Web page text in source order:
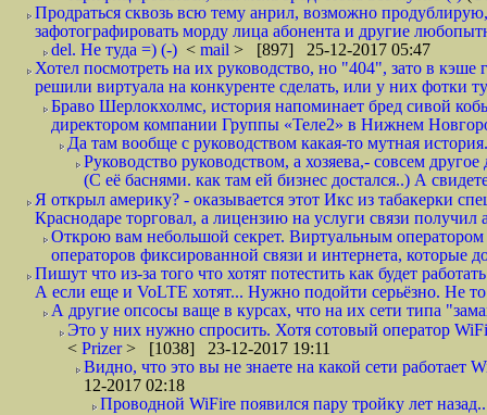
Продраться сквозь всю тему анрил, возможно
зафотографировать морду лица абонента и другие
del. Не туда =) (-) < mail > [897] 25-12-2017 05:47
Хотел посмотреть на их руководство, но "404", зато в
решили виртуала на конкуренте сделать, или у них фотки
Браво Шерлокхолмс, история напоминает бред сивой
директором компании Группы «Теле2» в Нижнем
Да там вообще с руководством какая-то мутная
Руководство руководством, а хозяева,- совсем
(С её баснями. как там ей бизнес достался..) А
Я открыл америку? - оказывается этот Икс из табакерки
Краснодаре торговал, а лицензию на услуги связи получил
Открою вам небольшой секрет. Виртуальным оператором
операторов фиксированной связи и интернета, которые
Пишут что из-за того что хотят потестить как будет
А если еще и VoLTE хотят... Нужно подойти серьёзно. Не
А другие опсосы ваще в курсах, что на их сети типа
Это у них нужно спросить. Хотя сотовый оператор
< Prizer> [1038] 23-12-2017 19:11
Видно, что это вы не знаете на какой сети
12-2017 02:18
Проводной WiFire появился пару тройку лет